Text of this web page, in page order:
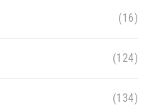
(16)
(124)
(134)